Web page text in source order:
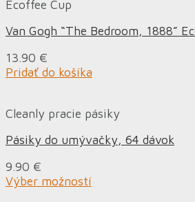
Ecoffee Cup
Van Gogh “The Bedroom, 1888”
13.90 €
Pridať do košíka
Cleanly pracie pásiky
Pásiky do umývačky, 64 dávok
9.90 €
Výber možností